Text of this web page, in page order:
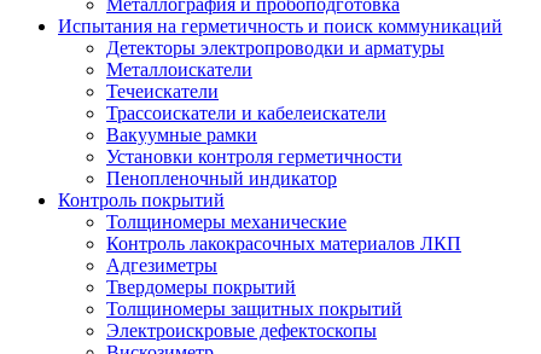
Металлография и пробоподготовка
Испытания на герметичность и поиск коммуникаций
Детекторы электропроводки и арматуры
Металлоискатели
Течеискатели
Трассоискатели и кабелеискатели
Вакуумные рамки
Установки контроля герметичности
Пенопленочный индикатор
Контроль покрытий
Толщиномеры механические
Контроль лакокрасочных материалов ЛКП
Адгезиметры
Твердомеры покрытий
Толщиномеры защитных покрытий
Электроискровые дефектоскопы